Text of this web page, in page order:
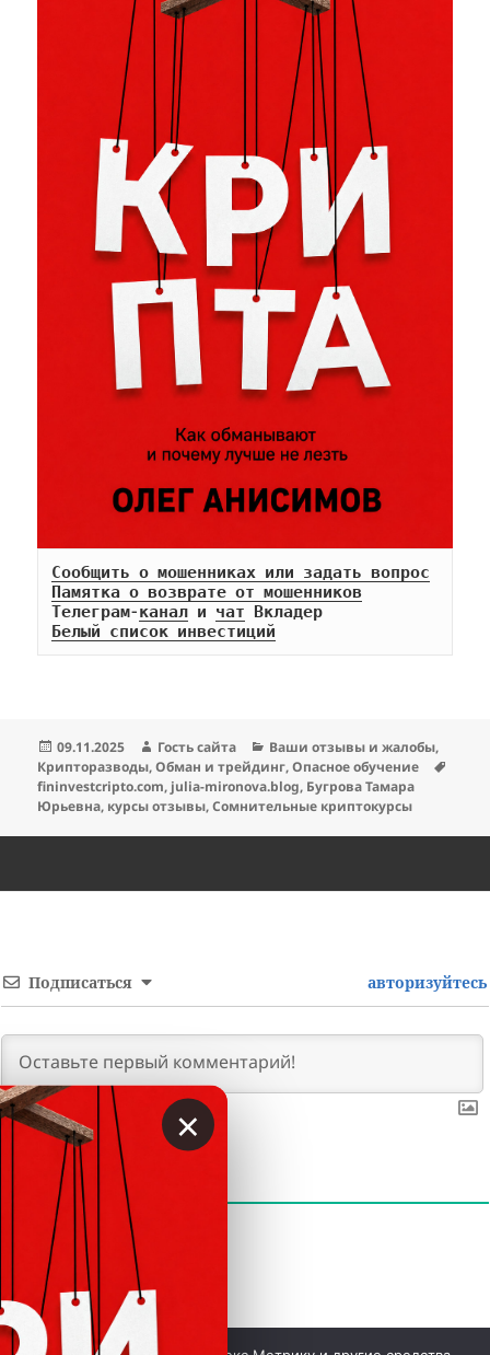
Сообщить о мошенниках или задать вопрос
Памятка о возврате от мошенников
Телеграм-канал и чат
Белый список инвестиций
Опубликовано
09.11.2025 Автор
Гость сайта Рубрики
Ваши отзывы и жалобы,
Крипторазводы,Обман и трейдинг,Опасное обучение
fininvestcripto.com, julia-mironova.blog, Бугрова Тамара
Юрьевна, курсы отзывы,Сомнительные криптокурсы
Подписаться авторизуйтесь
КОММЕНТАРИЕВ
×